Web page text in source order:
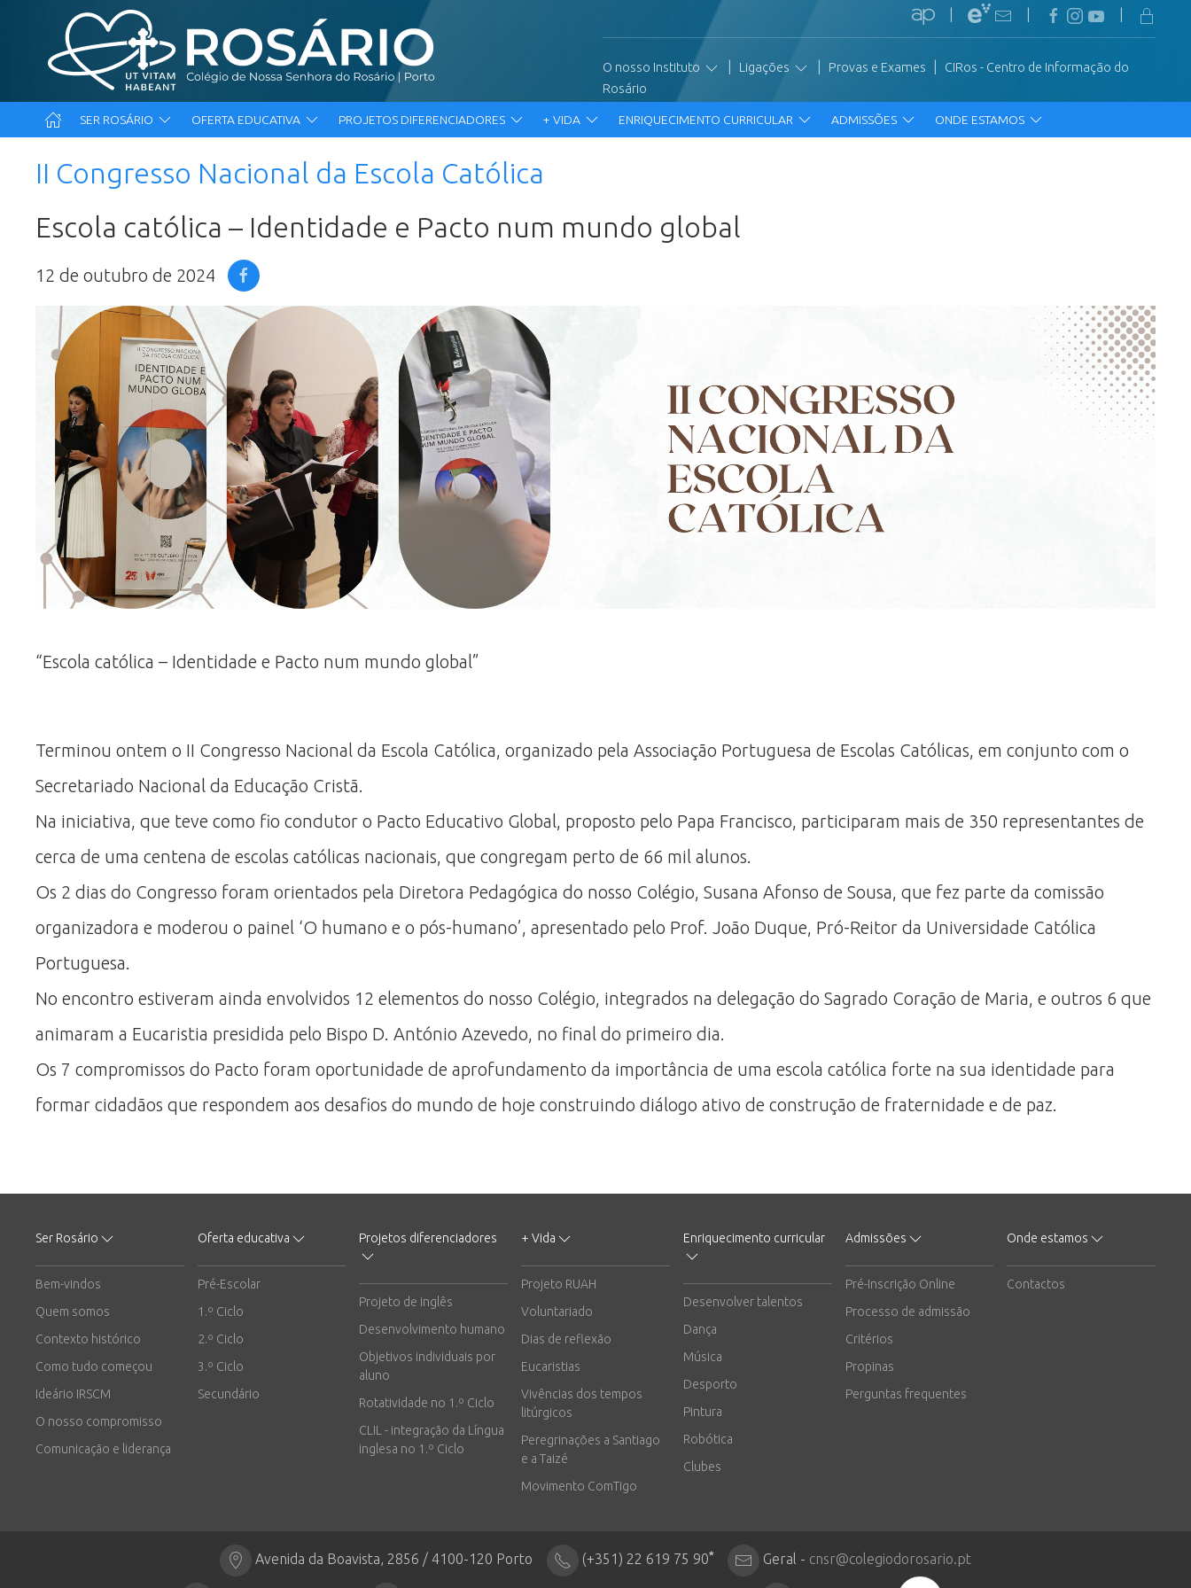
O nosso Instituto Ligações Provas e Exames
CIRos - Centro de Informação do
Rosário
SER ROSÁRIO OFERTA EDUCATIVA PROJETOS DIFERENCIADORES + VIDA ENRIQUECIMENTO CURRICULAR ADMISSÕES ONDE ESTAMOS
II Congresso Nacional da Escola Católica
Escola católica – Identidade e Pacto num mundo global
12 de outubro de 2024
“Escola católica – Identidade e Pacto num mundo global”
Terminou ontem o II Congresso Nacional da Escola Católica, organizado pela Associação Portuguesa de Escolas Católicas, em conjunto com o
Secretariado Nacional da Educação Cristã.
Na iniciativa, que teve como fio condutor o Pacto Educativo Global, proposto pelo Papa Francisco, participaram mais de 350 representantes de
cerca de uma centena de escolas católicas nacionais, que congregam perto de 66 mil alunos.
Os 2 dias do Congresso foram orientados pela Diretora Pedagógica do nosso Colégio, Susana Afonso de Sousa, que fez parte da comissão
organizadora e moderou o painel ‘O humano e o pós-humano’, apresentado pelo Prof. João Duque, Pró-Reitor da Universidade Católica
Portuguesa.
No encontro estiveram ainda envolvidos 12 elementos do nosso Colégio, integrados na delegação do Sagrado Coração de Maria, e outros 6 que
animaram a Eucaristia presidida pelo Bispo D. António Azevedo, no final do primeiro dia.
Os 7 compromissos do Pacto foram oportunidade de aprofundamento da importância de uma escola católica forte na sua identidade para
formar cidadãos que respondem aos desafios do mundo de hoje construindo diálogo ativo de construção de fraternidade e de paz.
Ser Rosário
Bem-vindos
Quem somos
Contexto histórico
Como tudo começou
Ideário IRSCM
O nosso compromisso
Comunicação e liderança
Oferta educativa
Pré-Escolar
1.º Ciclo
2.º Ciclo
3.º Ciclo
Secundário
Projetos diferenciadores
Projeto de inglês
Desenvolvimento humano
Objetivos individuais por
aluno
Rotatividade no 1.º Ciclo
CLIL - integração da Língua
inglesa no 1.º Ciclo
+ Vida
Projeto RUAH
Voluntariado
Dias de reflexão
Eucaristias
Vivências dos tempos
litúrgicos
Peregrinações a Santiago
e a Taizé
Movimento ComTigo
Enriquecimento curricular
Desenvolver talentos
Dança
Música
Desporto
Pintura
Robótica
Clubes
Admissões
Pré-Inscrição Online
Processo de admissão
Critérios
Propinas
Perguntas frequentes
Onde estamos
Contactos
Avenida da Boavista, 2856 / 4100-120 Porto (+351) 22 619 75 90* Geral - cnsr@colegiodorosario.pt